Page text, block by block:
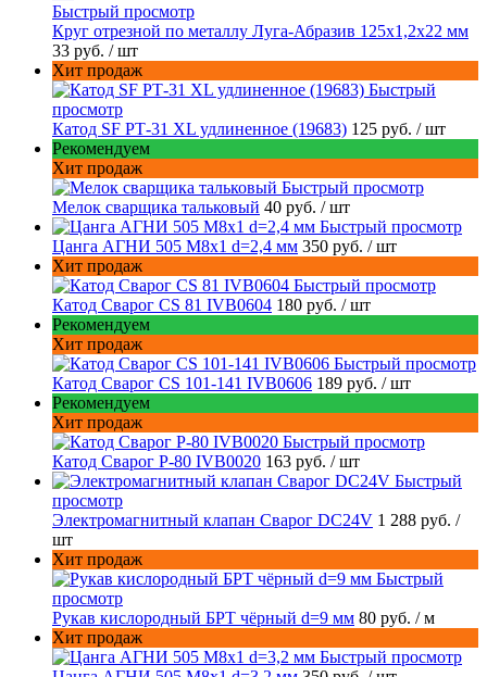
Быстрый просмотр
Круг отрезной по металлу Луга-Абразив 125x1,2x22 мм
33 руб. / шт
Хит продаж
Быстрый
просмотр
Катод SF РТ-31 XL удлиненное (19683) 125 руб. / шт
Рекомендуем
Хит продаж
Быстрый просмотр
Мелок сварщика тальковый 40 руб. / шт
Быстрый просмотр
Цанга АГНИ 505 М8х1 d=2,4 мм 350 руб. / шт
Хит продаж
Быстрый просмотр
Катод Сварог CS 81 IVB0604 180 руб. / шт
Рекомендуем
Хит продаж
Быстрый просмотр
Катод Сварог CS 101-141 IVB0606 189 руб. / шт
Рекомендуем
Хит продаж
Быстрый просмотр
Катод Сварог P-80 IVB0020 163 руб. / шт
Быстрый
просмотр
Электромагнитный клапан Сварог DC24V 1 288 руб. /
шт
Хит продаж
Быстрый
просмотр
Рукав кислородный БРТ чёрный d=9 мм 80 руб. / м
Хит продаж
Быстрый просмотр